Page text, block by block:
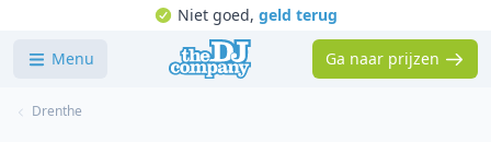
Niet goed, geld terug
Menu Ga naar prijzen
Drenthe